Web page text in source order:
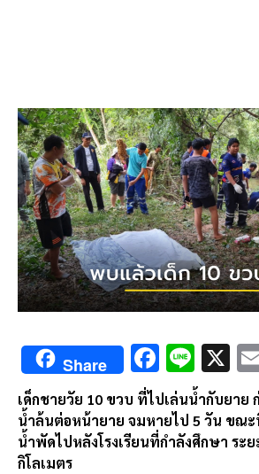
Share F
ac
e
b
Li
n
e
X
เด็กชายวัย 10 ขวบ ที่ไปเล่นน้ำกับยาย
น้ำล้นต่อหน้ายาย จมหายไป 5 วัน ขณ
น้ำพัดไปหลังโรงเรียนที่กำลังศึกษา ระย
กิโลเมตร